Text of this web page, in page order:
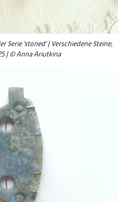
Serie 'stoned' | Verschiedene Steine,
| © Anna Ariutkina